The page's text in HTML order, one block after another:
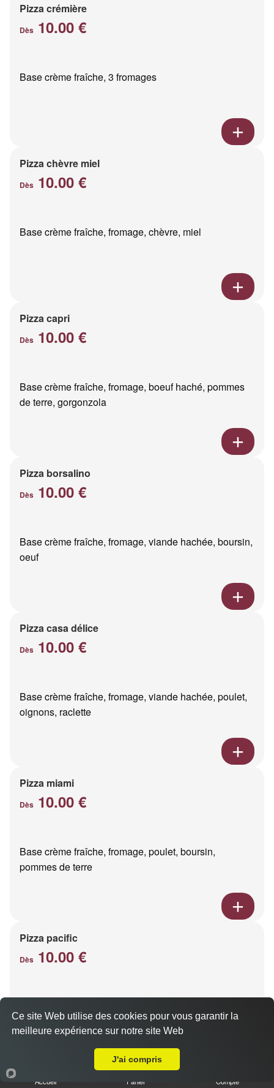
Pizza crémière
Dès 10.00 €
Base crème fraîche, 3 fromages
Pizza chèvre miel
Dès 10.00 €
Base crème fraîche, fromage, chèvre, miel
Pizza capri
Dès 10.00 €
Base crème fraîche, fromage, boeuf haché, pommes
de terre, gorgonzola
Pizza borsalino
Dès 10.00 €
Base crème fraîche, fromage, viande hachée, boursin,
oeuf
Pizza casa délice
Dès 10.00 €
Base crème fraîche, fromage, viande hachée, poulet,
oignons, raclette
Pizza miami
Dès 10.00 €
Base crème fraîche, fromage, poulet, boursin,
pommes de terre
Pizza pacific
Dès 10.00 €
Accueil Panier Compte
Ce site Web utilise des cookies pour vous garantir la
meilleure expérience sur notre site Web
J'ai compris